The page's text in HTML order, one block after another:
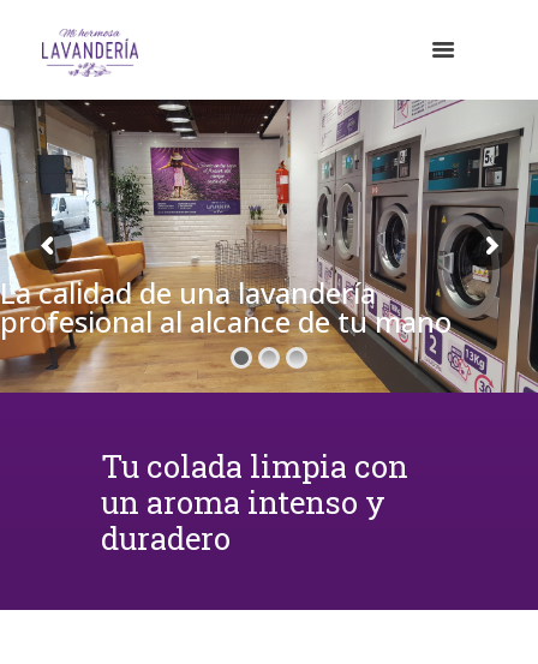
La calidad de una lavandería
profesional al alcance de tu mano
Tu colada limpia con
un aroma intenso y
duradero